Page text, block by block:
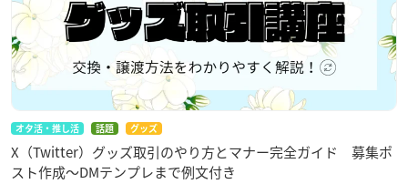
オタ活・推し活 話題 グッズ
X（Twitter）グッズ取引のやり方とマナー完全ガイド 募集ポ
スト作成〜DMテンプレまで例文付き